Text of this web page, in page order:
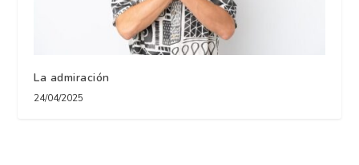
La admiración
24/04/2025